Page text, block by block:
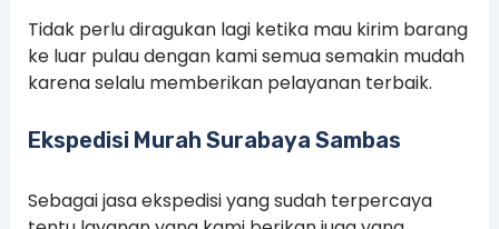
Tidak perlu diragukan lagi ketika mau kirim barang
ke luar pulau dengan kami semua semakin mudah
karena selalu memberikan pelayanan terbaik.
Ekspedisi Murah Surabaya Sambas
Sebagai jasa ekspedisi yang sudah terpercaya